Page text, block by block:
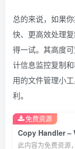
总的来说，如果
快、更高效处理
得一试。其高度
计信息监控复制
用的文件管理小
利。
Copy Handler –
此内容为免费资源
免费资源